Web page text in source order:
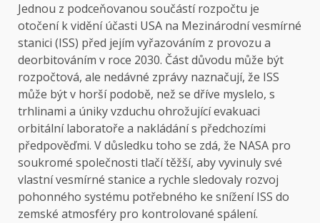
Jednou z podceňovanou součástí rozpočtu je
otočení k vidění účasti USA na Mezinárodní vesmírné
stanici (ISS) před jejím vyřazováním z provozu a
deorbitováním v roce 2030. Část důvodu může být
rozpočtová, ale nedávné zprávy naznačují, že ISS
může být v horší podobě, než se dříve myslelo, s
trhlinami a úniky vzduchu ohrožující evakuaci
orbitální laboratoře a nakládání s předchozími
předpověďmi. V důsledku toho se zdá, že NASA pro
soukromé společnosti tlačí těžší, aby vyvinuly své
vlastní vesmírné stanice a rychle sledovaly rozvoj
pohonného systému potřebného ke snížení ISS do
zemské atmosféry pro kontrolované spálení.